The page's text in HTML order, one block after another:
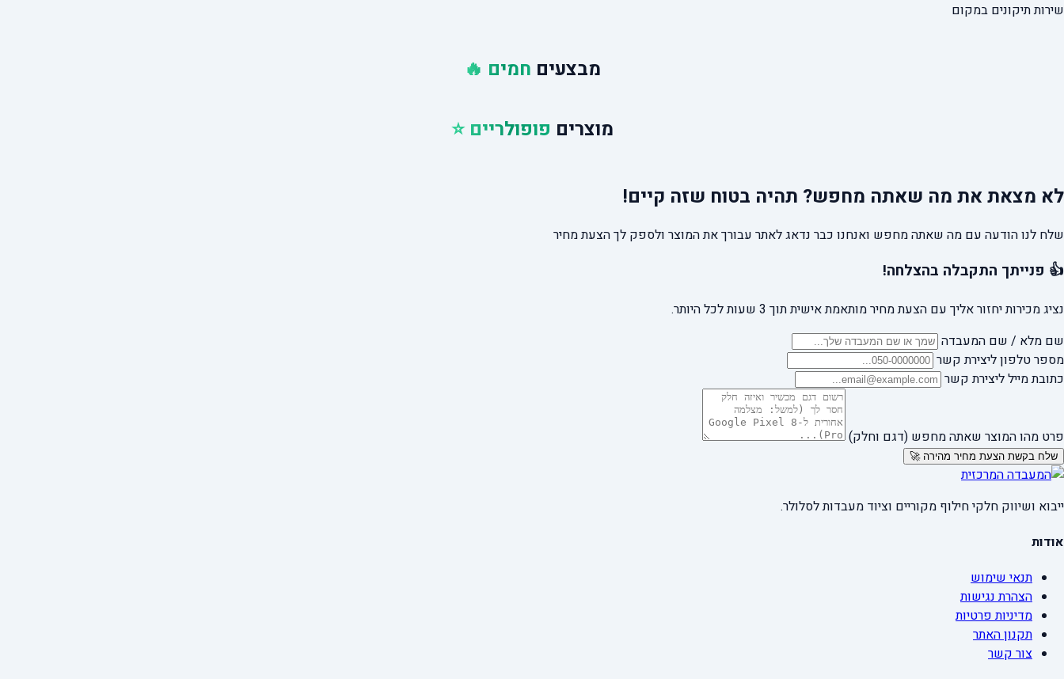
שירות תיקונים במקום
מבצעים חמים 🔥
מוצרים פופולריים ⭐
לא מצאת את מה שאתה מחפש? תהיה בטוח שזה קיים!
שלח לנו הודעה עם מה שאתה מחפש ואנחנו כבר נדאג לאתר עבורך את המוצר ולספק לך הצעת מחיר
👍 פנייתך התקבלה בהצלחה!
נציג מכירות יחזור אליך עם הצעת מחיר מותאמת אישית תוך 3 שעות לכל היותר.
שם מלא / שם המעבדה
מספר טלפון ליצירת קשר
כתובת מייל ליצירת קשר
פרט מהו המוצר שאתה מחפש (דגם וחלק)
שלח בקשת הצעת מחיר מהירה 🚀
ייבוא ושיווק חלקי חילוף מקוריים וציוד מעבדות לסלולר.
אודות
תנאי שימוש
הצהרת נגישות
מדיניות פרטיות
תקנון האתר
צור קשר